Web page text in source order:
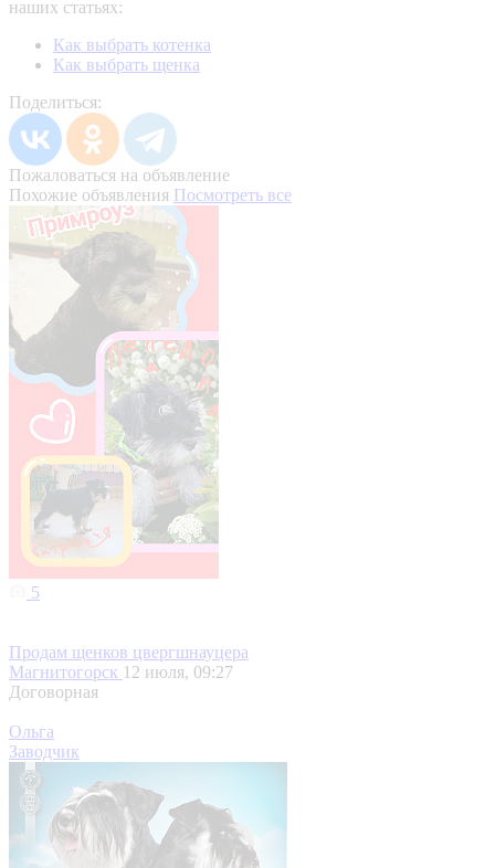
наших статьях:
Как выбрать котенка
Как выбрать щенка
Поделиться:
Пожаловаться на объявление
Похожие объявления Посмотреть все
5
Продам щенков цвергшнауцера
Магнитогорск 12 июля, 09:27
Договорная
Ольга
Заводчик